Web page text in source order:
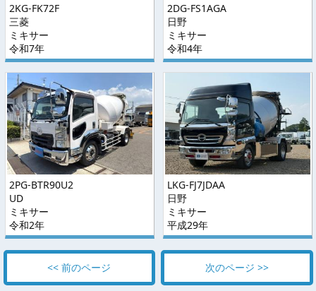
2KG-FK72F
三菱
ミキサー
令和7年
2DG-FS1AGA
日野
ミキサー
令和4年
2PG-BTR90U2
UD
ミキサー
令和2年
LKG-FJ7JDAA
日野
ミキサー
平成29年
<< 前のページ 次のページ >>